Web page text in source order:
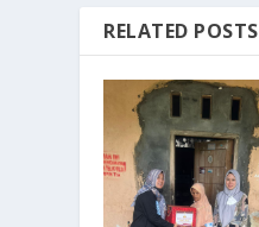
RELATED POSTS